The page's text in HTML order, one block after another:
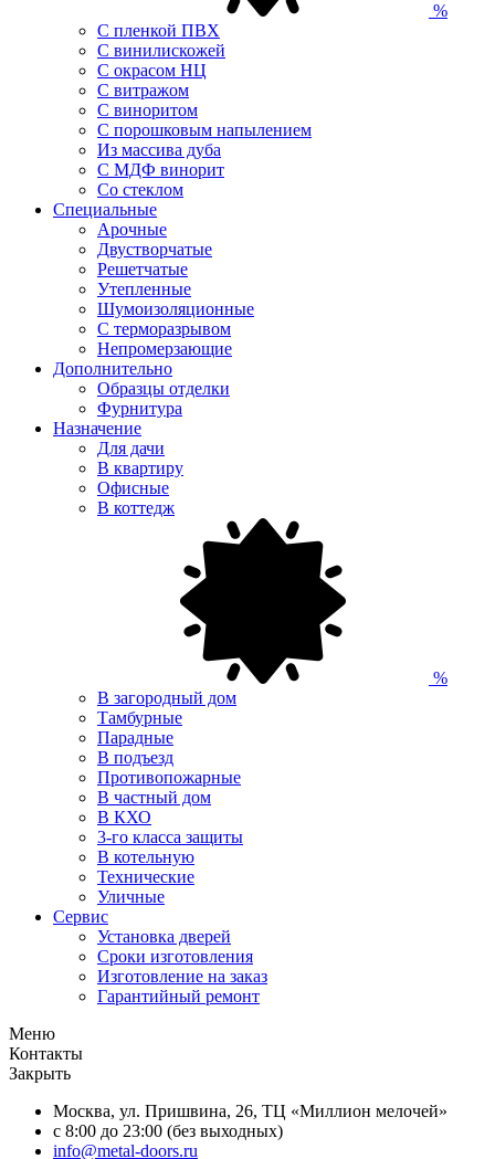
%
С пленкой ПВХ
С винилискожей
С окрасом НЦ
С витражом
С виноритом
С порошковым напылением
Из массива дуба
С МДФ винорит
Со стеклом
Специальные
Арочные
Двустворчатые
Решетчатые
Утепленные
Шумоизоляционные
С терморазрывом
Непромерзающие
Дополнительно
Образцы отделки
Фурнитура
Назначение
Для дачи
В квартиру
Офисные
В коттедж
%
В загородный дом
Тамбурные
Парадные
В подъезд
Противопожарные
В частный дом
В КХО
3-го класса защиты
В котельную
Технические
Уличные
Сервис
Установка дверей
Сроки изготовления
Изготовление на заказ
Гарантийный ремонт
Меню
Контакты
Закрыть
Москва, ул. Пришвина, 26, ТЦ «Миллион мелочей»
с 8:00 до 23:00 (без выходных)
info@metal-doors.ru